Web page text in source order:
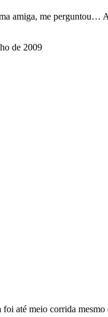
amiga, me perguntou…
de 2009
foi até meio corrida